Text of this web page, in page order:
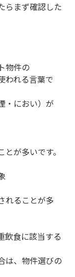
らまず確認した
物件の
われる言葉で
・におい）が
が多いです。
れることが多
飲食に該当する
は、物件選びの